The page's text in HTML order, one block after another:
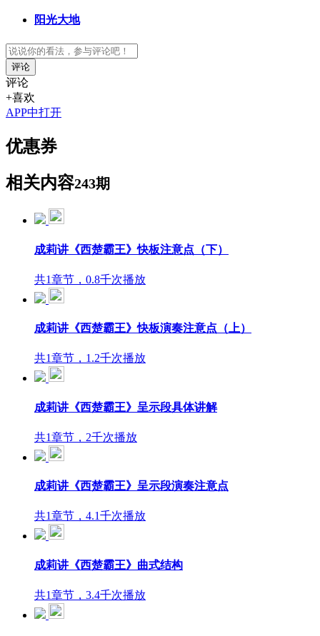
阳光大地
评论
评论
+喜欢
APP中打开
优惠券
相关内容243期
成莉讲《西楚霸王》快板注意点（下）
共1章节，0.8千次播放
成莉讲《西楚霸王》快板演奏注意点（上）
共1章节，1.2千次播放
成莉讲《西楚霸王》呈示段具体讲解
共1章节，2千次播放
成莉讲《西楚霸王》呈示段演奏注意点
共1章节，4.1千次播放
成莉讲《西楚霸王》曲式结构
共1章节，3.4千次播放